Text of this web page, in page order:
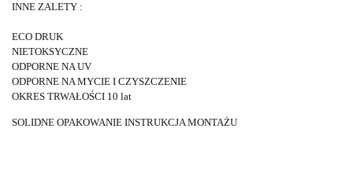
INNE ZALETY :
ECO DRUK
NIETOKSYCZNE
ODPORNE NA UV
ODPORNE NA MYCIE I CZYSZCZENIE
OKRES TRWAŁOŚCI 10 lat
SOLIDNE OPAKOWANIE INSTRUKCJA MONTAŻU